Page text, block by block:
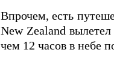
Впрочем, есть
New Zealand
чем 12 часов в небе